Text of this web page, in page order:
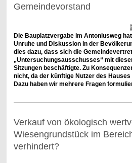
Gemeindevorstand
Die Bauplatzvergabe im Antoniusweg
Unruhe und Diskussion in der
dies dazu, dass sich die
„Untersuchungsausschusses“ mit
Sitzungen beschäftigte. Zu
nicht, da der künftige Nutzer des
Dazu haben wir mehrere Fragen
Verkauf von ökologisch
Wiesengrundstück im
verhindert?